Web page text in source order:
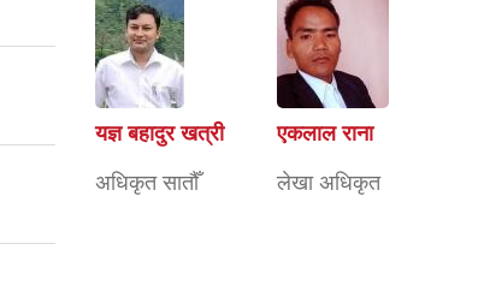
यज्ञ बहादुर खत्री
अधिकृत सातौँ
एकलाल राना
लेखा अधिकृत